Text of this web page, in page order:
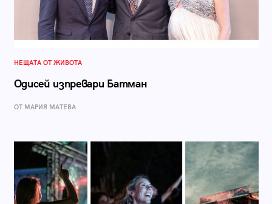
НЕЩАТА ОТ ЖИВОТА
Одисей изпревари Батман
ОТ МАРИЯ МАТЕВА